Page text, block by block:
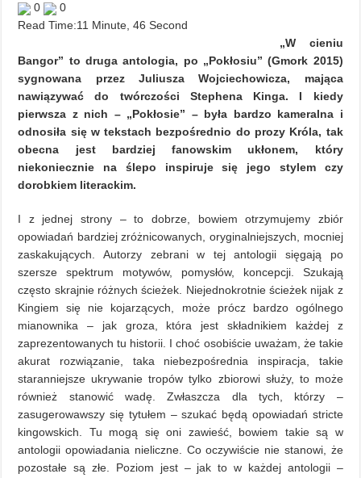
0
0
Read Time:11 Minute, 46 Second
„W cieniu
Bangor” to druga antologia, po „Pokłosiu” (Gmork 2015)
sygnowana przez Juliusza Wojciechowicza, mająca
nawiązywać do twórczości Stephena Kinga. I kiedy
pierwsza z nich – „Pokłosie” – była bardzo kameralna i
odnosiła się w tekstach bezpośrednio do prozy Króla, tak
obecna jest bardziej fanowskim ukłonem, który
niekoniecznie na ślepo inspiruje się jego stylem czy
dorobkiem literackim.
I z jednej strony – to dobrze, bowiem otrzymujemy zbiór
opowiadań bardziej zróżnicowanych, oryginalniejszych, mocniej
zaskakujących. Autorzy zebrani w tej antologii sięgają po
szersze spektrum motywów, pomysłów, koncepcji. Szukają
często skrajnie różnych ścieżek. Niejednokrotnie ścieżek nijak z
Kingiem się nie kojarzących, może prócz bardzo ogólnego
mianownika – jak groza, która jest składnikiem każdej z
zaprezentowanych tu historii. I choć osobiście uważam, że takie
akurat rozwiązanie, taka niebezpośrednia inspiracja, takie
staranniejsze ukrywanie tropów tylko zbiorowi służy, to może
również stanowić wadę. Zwłaszcza dla tych, którzy –
zasugerowawszy się tytułem – szukać będą opowiadań stricte
kingowskich. Tu mogą się oni zawieść, bowiem takie są w
antologii opowiadania nieliczne. Co oczywiście nie stanowi, że
pozostałe są złe. Poziom jest – jak to w każdej antologii –